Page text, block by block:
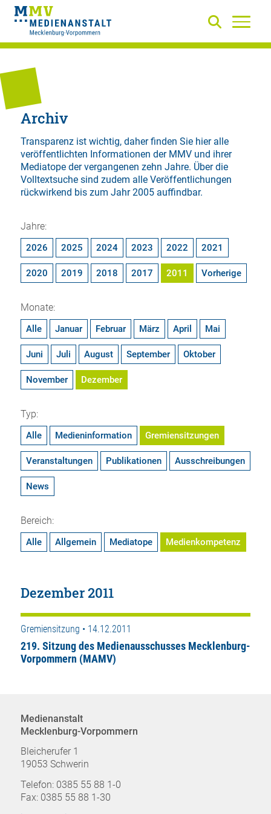
Archiv
Transparenz ist wichtig, daher finden Sie hier alle
veröffentlichten Informationen der MMV und ihrer
Mediatope der vergangenen zehn Jahre. Über die
Volltextsuchesind zudem alle Veröffentlichungen
rückwirkend bis zum Jahr 2005 auffindbar.
Jahre:
2026 2025 2024 2023 2022 2021
2020 2019 2018 2017 2011 Vorherige
Monate:
Alle Januar Februar März April Mai
Juni Juli August September Oktober
November Dezember
Typ:
Alle Medieninformation Gremiensitzungen
Veranstaltungen Publikationen Ausschreibungen
News
Bereich:
Alle Allgemein Mediatope Medienkompetenz
Dezember 2011
Gremiensitzung • 14.12.2011
219. Sitzung des Medienausschusses Mecklenburg-
Vorpommern (MAMV)
Medienanstalt
Mecklenburg-Vorpommern
Bleicherufer 1
19053 Schwerin
Telefon: 0385 55 88 1-0
Fax: 0385 55 88 1-30